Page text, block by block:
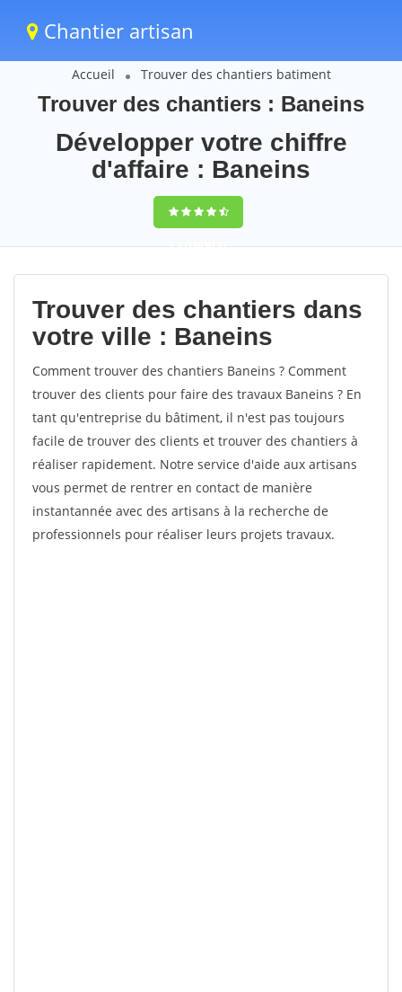
Chantier artisan
Accueil Trouver des chantiers batiment
Trouver des chantiers : Baneins
Développer votre chiffre
d'affaire : Baneins
9,5(100%)57
votes
Trouver des chantiers dans
votre ville : Baneins
Comment trouver des chantiers Baneins ? Comment
trouver des clients pour faire des travaux Baneins ? En
tant qu'entreprise du bâtiment, il n'est pas toujours
facile de trouver des clients et trouver des chantiers à
réaliser rapidement. Notre service d'aide aux artisans
vous permet de rentrer en contact de manière
instantannée avec des artisans à la recherche de
professionnels pour réaliser leurs projets travaux.